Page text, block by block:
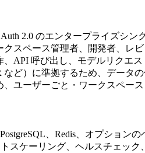
2.0 のエンタープライズシン
クスペース管理者、開発者、レ
API 呼び出し、モデルリクエ
など）に準拠するため、データ
、ユーザーごと・ワークスペー
PostgreSQL、Redis、オプション
トスケーリング、ヘルスチェッ